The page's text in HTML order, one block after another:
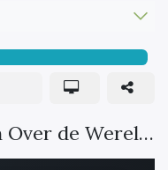
Werkblaadjes: Vasten Over de Wereld (deel 2)